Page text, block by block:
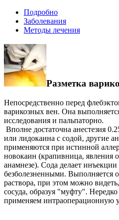
Подробно
Заболевания
Методы лечения
Разметка
Непосредственно перед
варикозных вен. Она
исследования и пальпаторно.
Вполне достаточна анестезия
или лидокаина с содой, другие
применяются при истинной
новокаин (крапивница, явления
анамнезе). Сода делает инъекции
безболезненными. Выполняется
раствора, при этом можно
сосуда, образуя "муфту".
применяем интраоперационную